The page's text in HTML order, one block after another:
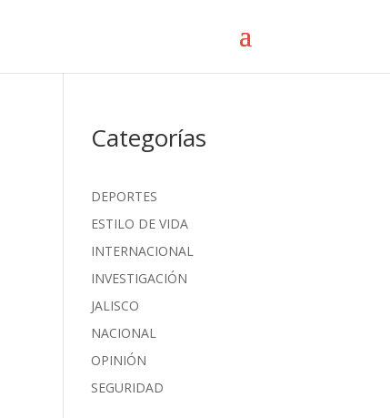
Categorías
DEPORTES
ESTILO DE VIDA
INTERNACIONAL
INVESTIGACIÓN
JALISCO
NACIONAL
OPINIÓN
SEGURIDAD